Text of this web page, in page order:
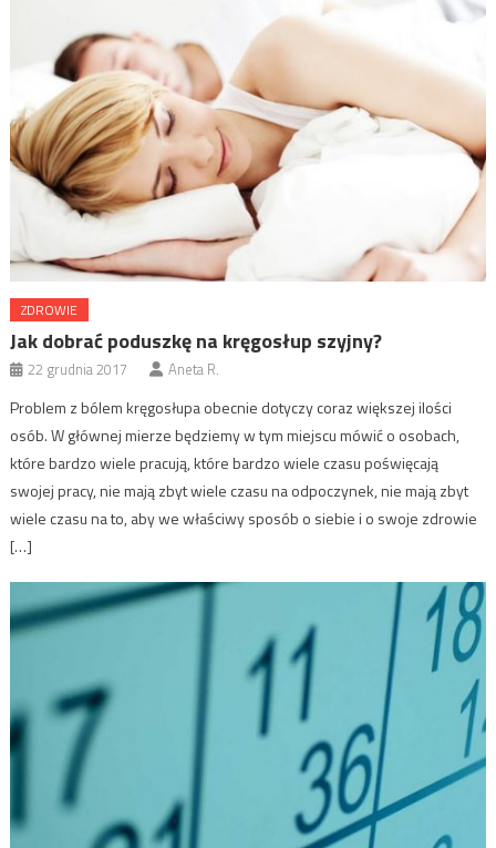
ZDROWIE
Jak dobrać poduszkę na kręgosłup szyjny?
22 grudnia 2017 Aneta R.
Problem z bólem kręgosłupa obecnie dotyczy coraz większej ilości
osób. W głównej mierze będziemy w tym miejscu mówić o osobach,
które bardzo wiele pracują, które bardzo wiele czasu poświęcają
swojej pracy, nie mają zbyt wiele czasu na odpoczynek, nie mają zbyt
wiele czasu na to, aby we właściwy sposób o siebie i o swoje zdrowie
[…]